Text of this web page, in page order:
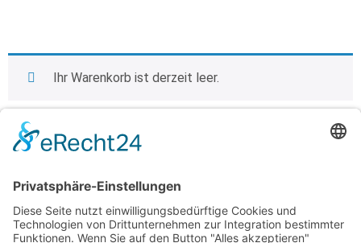
Ihr Warenkorb ist derzeit leer.
Zurück zum Shop
Shop